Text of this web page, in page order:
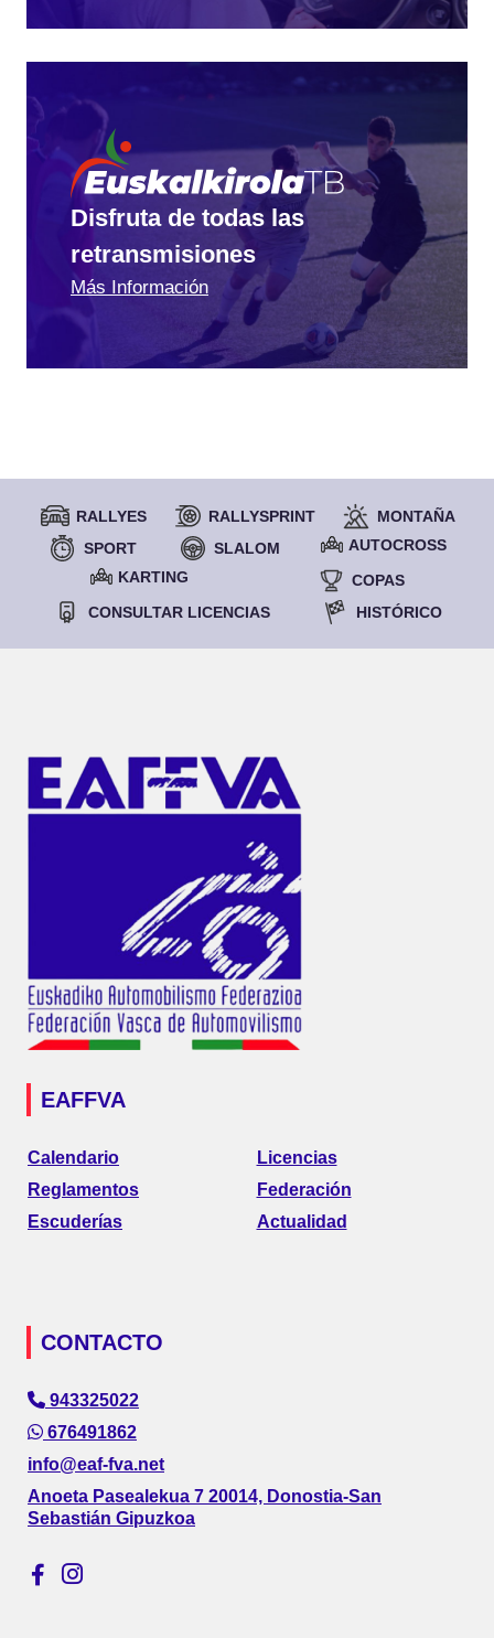
Disfruta de todas las
retransmisiones
Más Información
RALLYES RALLYSPRINT
MONTAÑA
SPORT
SLALOM
AUTOCROSS
KARTING
COPAS
CONSULTAR LICENCIAS
HISTÓRICO
EAFFVA
Calendario
Reglamentos
Escuderías
Licencias
Federación
Actualidad
CONTACTO
943325022
676491862
info@eaf-fva.net
Anoeta Pasealekua 7 20014, Donostia-San
Sebastián Gipuzkoa